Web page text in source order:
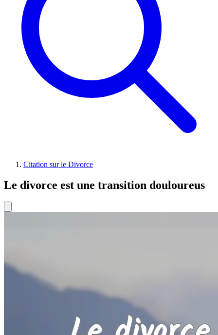
Citation sur le Divorce
Le divorce est une transition douloureus